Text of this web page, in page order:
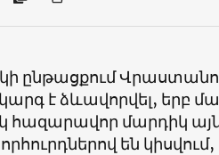
ընթացքում
է ձևավորվել, երբ
հազարավոր մարդիկ
են կիսվում,